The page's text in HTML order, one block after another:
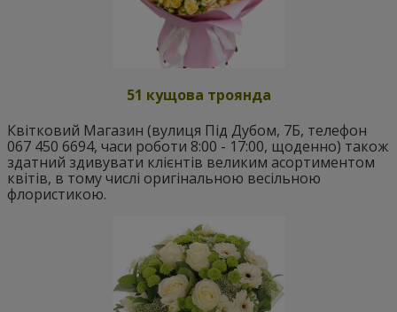
51 кущова троянда
Квітковий Магазин (вулиця Під Дубом, 7Б, телефон
067 450 6694, часи роботи 8:00 - 17:00, щоденно) також
здатний здивувати клієнтів великим асортиментом
квітів, в тому числі оригінальною весільною
флористикою.